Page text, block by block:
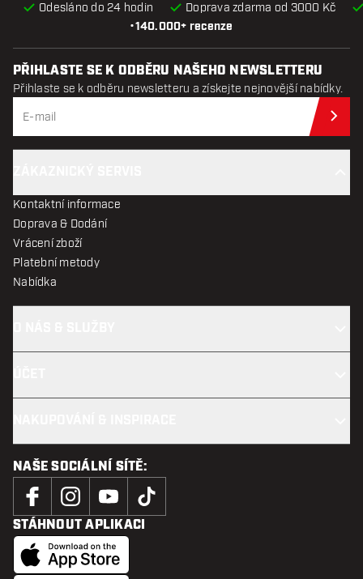
•140.000+ recenze
Odesláno do 24 hodin Doprava zdarma od 3000 Kč
PŘIHLASTE SE K ODBĚRU NAŠEHO NEWSLETTERU
Přihlaste se k odběru newsletteru a získejte nejnovější nabídky.
Kontaktní informace
Doprava & Dodání
Vrácení zboží
Platební metody
Nabídka
NAŠE SOCIÁLNÍ SÍTĚ:
STÁHNOUT APLIKACI